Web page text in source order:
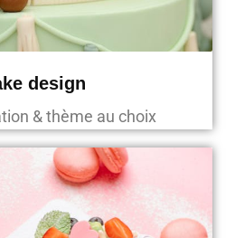
design
& thème au choix